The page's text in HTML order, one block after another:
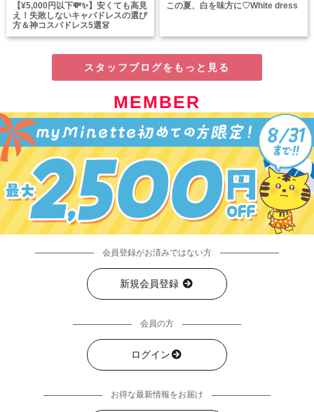
【¥5,000円以下💸✨】安くても高見
え！失敗しないキャバドレスの選び
方＆神コスパドレス5選👗
この夏、白を味方に♡White dress
スタッフブログをもっと見る
MEMBER
会員登録がお済みではない方
新規会員登録
会員の方
ログイン
お得な最新情報をお届け